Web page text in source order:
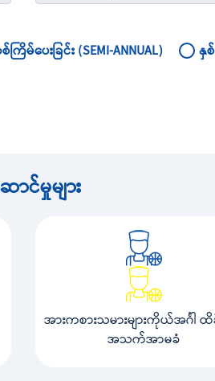
မ်ပေးခြင်း (SEMI-ANNUAL) နှ
ာင်မှုများ
အားကစားသမားများကိုယ်အင်္ဂါ
အသက်အာမခံ